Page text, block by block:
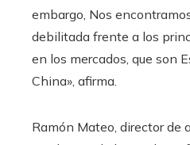
embargo, Nos
debilitada frente a los
en los mercados, que son
China», afirma.
Ramón Mateo, director de